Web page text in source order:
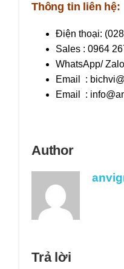
Thông tin liên hệ:
Điện thoại:
Sales : 0964
WhatsApp/
Email :
Email :
Author
Trả lời